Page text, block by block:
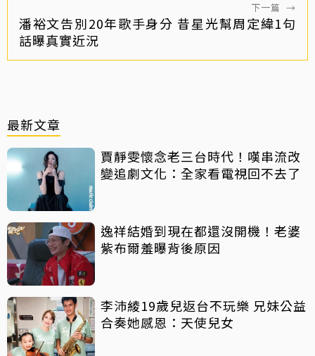
下一篇 →
潘裕文告別20年歌手身分 昔星光幫周定緯1句
話曝真實近況
最新文章
賈靜雯懷念老三台時代！嘆串流改
變追劇文化：全家看電視回不去了
逸祥結婚到現在都還沒開機！老婆
紫布爾羞曝背後原因
李沛綾19歲兒返台不玩樂 兄妹公益
合奏她感恩：天使兒女